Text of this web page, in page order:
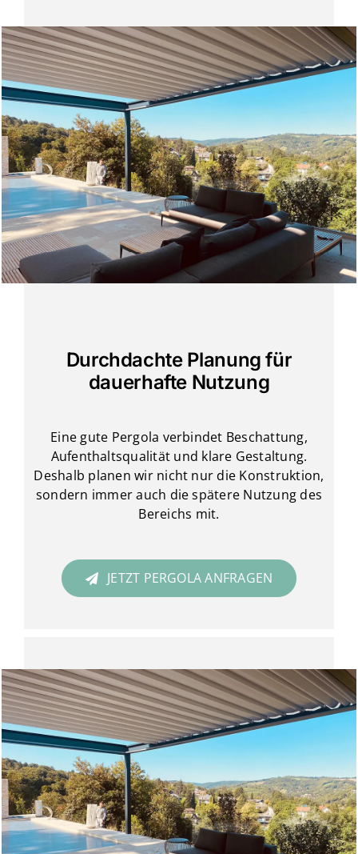
Durchdachte Planung für
dauerhafte Nutzung
Eine gute Pergola verbindet Beschattung,
Aufenthaltsqualität und klare Gestaltung.
Deshalb planen wir nicht nur die Konstruktion,
sondern immer auch die spätere Nutzung des
Bereichs mit.
JETZT PERGOLA ANFRAGEN